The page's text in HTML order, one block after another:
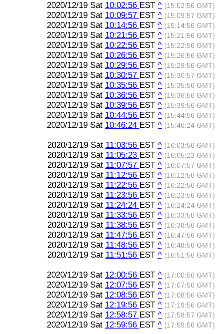
2020/12/19 Sat 10:02:56 EST ^ (15:02:56 GMT)
2020/12/19 Sat 10:09:57 EST ^ (15:09:57 GMT)
2020/12/19 Sat 10:14:56 EST ^ (15:14:56 GMT)
2020/12/19 Sat 10:21:56 EST ^ (15:21:56 GMT)
2020/12/19 Sat 10:22:56 EST ^ (15:22:56 GMT)
2020/12/19 Sat 10:26:56 EST ^ (15:26:56 GMT)
2020/12/19 Sat 10:29:56 EST ^ (15:29:56 GMT)
2020/12/19 Sat 10:30:57 EST ^ (15:30:57 GMT)
2020/12/19 Sat 10:35:56 EST ^ (15:35:56 GMT)
2020/12/19 Sat 10:36:56 EST ^ (15:36:56 GMT)
2020/12/19 Sat 10:39:56 EST ^ (15:39:56 GMT)
2020/12/19 Sat 10:44:56 EST ^ (15:44:56 GMT)
2020/12/19 Sat 10:46:24 EST ^ (15:46:24 GMT)
2020/12/19 Sat 11:03:56 EST ^ (16:03:56 GMT)
2020/12/19 Sat 11:05:23 EST ^ (16:05:23 GMT)
2020/12/19 Sat 11:07:57 EST ^ (16:07:57 GMT)
2020/12/19 Sat 11:12:56 EST ^ (16:12:56 GMT)
2020/12/19 Sat 11:22:56 EST ^ (16:22:56 GMT)
2020/12/19 Sat 11:23:56 EST ^ (16:23:56 GMT)
2020/12/19 Sat 11:24:24 EST ^ (16:24:24 GMT)
2020/12/19 Sat 11:33:56 EST ^ (16:33:56 GMT)
2020/12/19 Sat 11:38:56 EST ^ (16:38:56 GMT)
2020/12/19 Sat 11:47:56 EST ^ (16:47:56 GMT)
2020/12/19 Sat 11:48:56 EST ^ (16:48:56 GMT)
2020/12/19 Sat 11:51:56 EST ^ (16:51:56 GMT)
2020/12/19 Sat 12:00:56 EST ^ (17:00:56 GMT)
2020/12/19 Sat 12:07:56 EST ^ (17:07:56 GMT)
2020/12/19 Sat 12:08:56 EST ^ (17:08:56 GMT)
2020/12/19 Sat 12:19:56 EST ^ (17:19:56 GMT)
2020/12/19 Sat 12:58:57 EST ^ (17:58:57 GMT)
2020/12/19 Sat 12:59:56 EST ^ (17:59:56 GMT)